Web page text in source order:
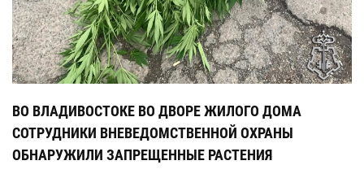
ВО ВЛАДИВОСТОКЕ ВО ДВОРЕ ЖИЛОГО ДОМА
СОТРУДНИКИ ВНЕВЕДОМСТВЕННОЙ ОХРАНЫ
ОБНАРУЖИЛИ ЗАПРЕЩЕННЫЕ РАСТЕНИЯ